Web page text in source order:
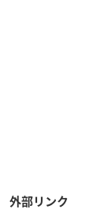
外部リンク